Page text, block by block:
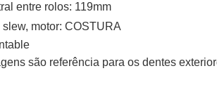
entre rolos: 119mm
motor: COSTURA
são referência para os dentes